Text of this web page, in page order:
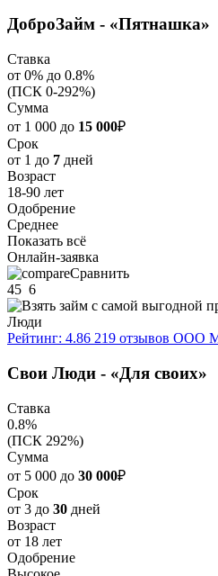
ДоброЗайм - «Пятнашка»
Ставка
от 0% до 0.8%
(ПСК 0-292%)
Сумма
от 1 000 до 15 000₽
Срок
от 1 до 7 дней
Возраст
18-90 лет
Одобрение
Среднее
Показать всё
Онлайн-заявка
Сравнить
45 6
Рейтинг: 4.86 219 отзывов ООО
Свои Люди - «Для своих»
Ставка
0.8%
(ПСК 292%)
Сумма
от 5 000 до 30 000₽
Срок
от 3 до 30 дней
Возраст
от 18 лет
Одобрение